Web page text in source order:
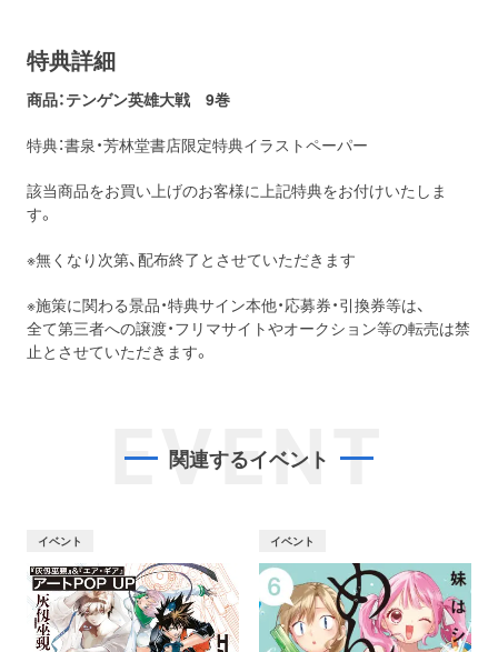
特典詳細
商品：テンゲン英雄大戦 9巻
特典：書泉・芳林堂書店限定特典イラストペーパー
該当商品をお買い上げのお客様に上記特典をお付けいたしま
す。
※無くなり次第、配布終了とさせていただきます
※施策に関わる景品・特典サイン本他・応募券・引換券等は、
全て第三者への譲渡・フリマサイトやオークション等の転売は禁
止とさせていただきます。
EVENT
関連するイベント
イベント イベント